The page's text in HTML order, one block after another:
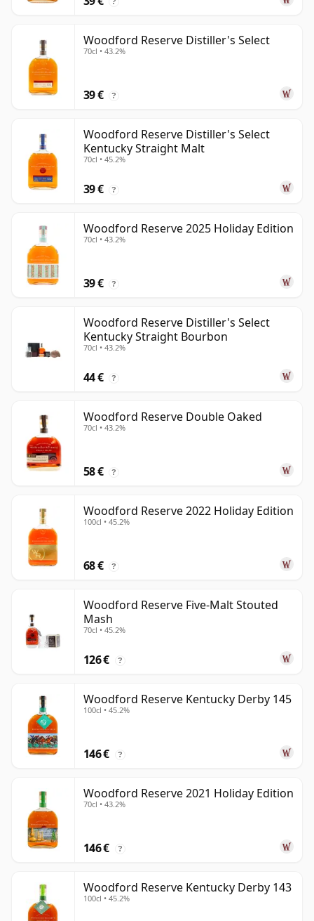
Woodford Reserve Distiller's Select
70cl • 43.2%
39 € ?
Woodford Reserve Distiller's Select
Kentucky Straight Malt
70cl • 45.2%
39 € ?
Woodford Reserve 2025 Holiday Edition
70cl • 43.2%
39 € ?
Woodford Reserve Distiller's Select
Kentucky Straight Bourbon
70cl • 43.2%
44 € ?
Woodford Reserve Double Oaked
70cl • 43.2%
58 € ?
Woodford Reserve 2022 Holiday Edition
100cl • 45.2%
68 € ?
Woodford Reserve Five-Malt Stouted
Mash
70cl • 45.2%
126 € ?
Woodford Reserve Kentucky Derby 145
100cl • 45.2%
146 € ?
Woodford Reserve 2021 Holiday Edition
70cl • 43.2%
146 € ?
Woodford Reserve Kentucky Derby 143
100cl • 45.2%